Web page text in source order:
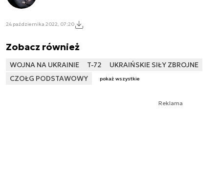
24 października 2022, 07:20
Zobacz również
WOJNA NA UKRAINIE T-72
UKRAIŃSKIE SIŁY ZBROJNE
CZOŁG PODSTAWOWY
pokaż wszystkie
Reklama